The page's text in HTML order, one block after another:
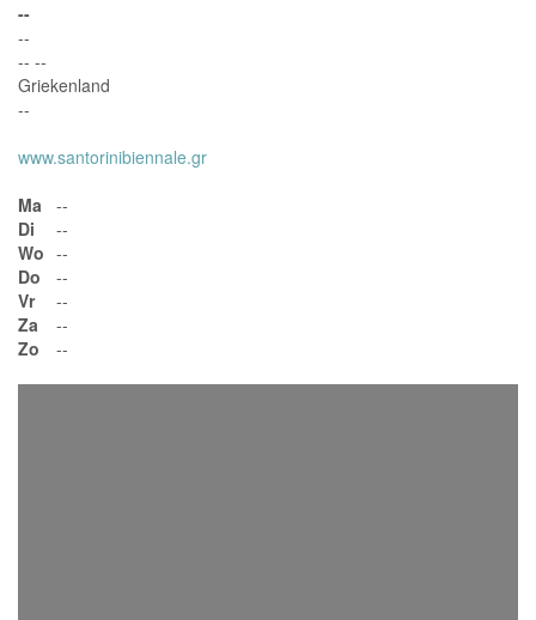
--
--
-- --
Griekenland
--
www.santorinibiennale.gr
Ma --
Di
--
Wo --
Do
--
Vr
--
Za
--
Zo
--